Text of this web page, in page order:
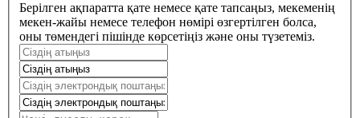
Берілген ақпаратта қате немесе қате тапсаңыз, мекеменің
мекен-жайы немесе телефон нөмірі өзгертілген болса,
оны төмендегі пішінде көрсетіңіз және оны түзетеміз.